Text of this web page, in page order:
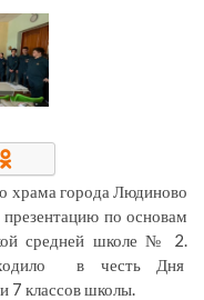
храма города Людиново
по основам
средней школе № 2.
в честь Дня
7 классов школы.